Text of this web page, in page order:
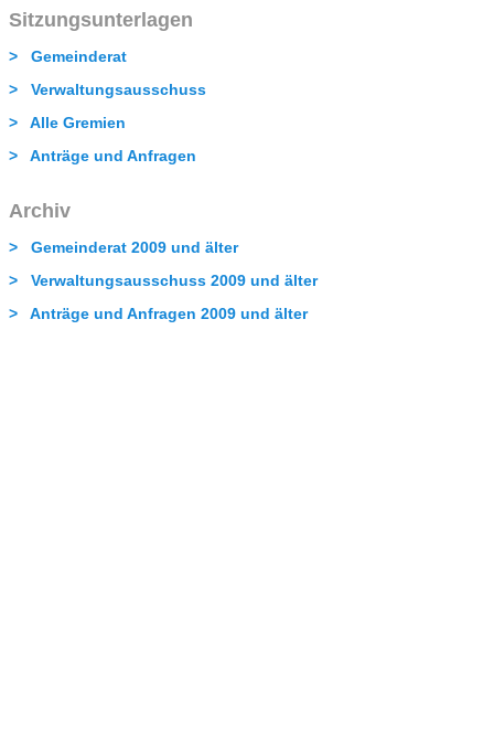
Sitzungsunterlagen
> Gemeinderat
> Verwaltungsausschuss
> Alle Gremien
> Anträge und Anfragen
Archiv
> Gemeinderat 2009 und älter
> Verwaltungsausschuss 2009 und älter
> Anträge und Anfragen 2009 und älter